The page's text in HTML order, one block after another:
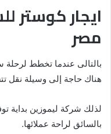
ايجار كوستر
مصر
بالتالى عندما تخطط لرحلة
هناك حاجة إلى وسيلة نقل
لذلك شركة ليموزين بداية
بالسائق لراحة عملائها.